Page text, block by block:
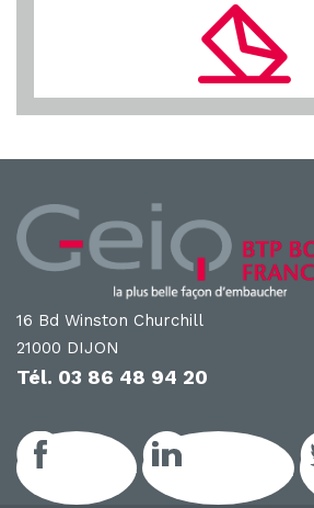
16 Bd Winston Churchill
21000 DIJON
Tél. 03 86 48 94 20
Facebook LinkedIn GEIQ